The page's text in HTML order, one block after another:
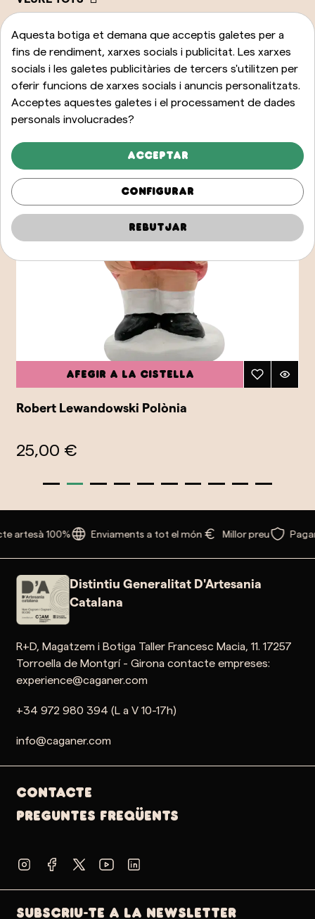
Afegir a la cistella
Robert Lewandowski Polònia
25,00 €
artesà 100% Enviaments a tot el món Millor preu
Distintiu Generalitat D'Artesania
Catalana
R+D, Magatzem i Botiga Taller Francesc Macia, 11. 17257
Torroella de Montgrí - Girona contacte empreses:
experience@caganer.com
+34 972 980 394 (L a V 10-17h)
info@caganer.com
Contacte
PREGUNTES FREQÜENTS
SUBSCRIU-TE A LA NEWSLETTER
Aquesta botiga et demana que acceptis galetes per a
fins de rendiment, xarxes socials i publicitat. Les xarxes
socials i les galetes publicitàries de tercers s'utilitzen per
oferir funcions de xarxes socials i anuncis personalitzats.
Acceptes aquestes galetes i el processament de dades
personals involucrades?
Acceptar
Configurar
Rebutjar